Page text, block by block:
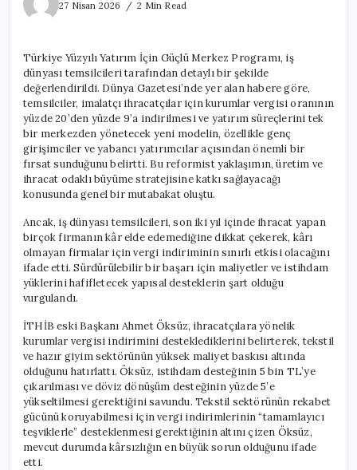
27 Nisan 2026
2 Min Read
İstihdam
ve
Maliyet
Destekleri
Gerekiyor
için
Türkiye Yüzyılı Yatırım İçin Güçlü Merkez Programı, iş
dünyası temsilcileri tarafından detaylı bir şekilde
değerlendirildi. Dünya Gazetesi’nde yer alan habere göre,
temsilciler, imalatçı ihracatçılar için kurumlar vergisi oranının
yüzde 20’den yüzde 9’a indirilmesi ve yatırım süreçlerini tek
bir merkezden yönetecek yeni modelin, özellikle genç
girişimciler ve yabancı yatırımcılar açısından önemli bir
fırsat sunduğunu belirtti. Bu reformist yaklaşımın, üretim ve
ihracat odaklı büyüme stratejisine katkı sağlayacağı
konusunda genel bir mutabakat oluştu.
Ancak, iş dünyası temsilcileri, son iki yıl içinde ihracat yapan
birçok firmanın kâr elde edemediğine dikkat çekerek, kârı
olmayan firmalar için vergi indiriminin sınırlı etkisi olacağını
ifade etti. Sürdürülebilir bir başarı için maliyetler ve istihdam
yüklerini hafifletecek yapısal desteklerin şart olduğu
vurgulandı.
İTHİB eski Başkanı Ahmet Öksüz, ihracatçılara yönelik
kurumlar vergisi indirimini desteklediklerini belirterek, tekstil
ve hazır giyim sektörünün yüksek maliyet baskısı altında
olduğunu hatırlattı. Öksüz, istihdam desteğinin 5 bin TL’ye
çıkarılması ve döviz dönüşüm desteğinin yüzde 5’e
yükseltilmesi gerektiğini savundu. Tekstil sektörünün rekabet
gücünü koruyabilmesi için vergi indirimlerinin “tamamlayıcı
teşviklerle” desteklenmesi gerektiğinin altını çizen Öksüz,
mevcut durumda kârsızlığın en büyük sorun olduğunu ifade
etti.